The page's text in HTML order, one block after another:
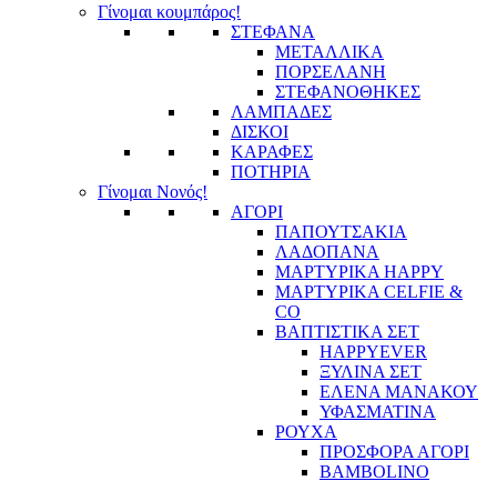
Γίνομαι κουμπάρος!
ΣΤΕΦΑΝΑ
ΜΕΤΑΛΛΙΚΑ
ΠΟΡΣΕΛΑΝΗ
ΣΤΕΦΑΝΟΘΗΚΕΣ
ΛΑΜΠΑΔΕΣ
ΔΙΣΚΟΙ
ΚΑΡΑΦΕΣ
ΠΟΤΗΡΙΑ
Γίνομαι Νονός!
ΑΓΟΡΙ
ΠΑΠΟΥΤΣΑΚΙΑ
ΛΑΔΟΠΑΝΑ
ΜΑΡΤΥΡΙΚΑ HAPPY
ΜΑΡΤΥΡΙΚΑ CELFIE &
CO
ΒΑΠΤΙΣΤΙΚΑ ΣΕΤ
HAPPYEVER
ΞΥΛΙΝΑ ΣΕΤ
ΕΛΕΝΑ ΜΑΝΑΚΟΥ
ΥΦΑΣΜΑΤΙΝΑ
ΡΟΥΧΑ
ΠΡΟΣΦΟΡΑ ΑΓΟΡΙ
BAMBOLINO